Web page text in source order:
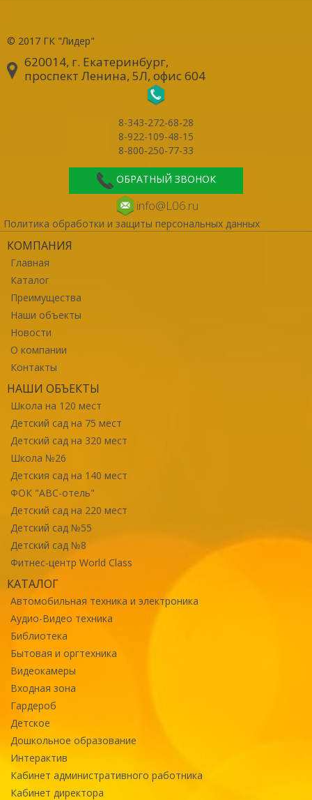
© 2017 ГК "Лидер"
620014, г. Екатеринбург,
проспект Ленина, 5Л, офис 604
8-343-272-68-28
8-922-109-48-15
8-800-250-77-33
ОБРАТНЫЙ ЗВОНОК
info@L06.ru
Политика обработки и защиты персональных данных
КОМПАНИЯ
Главная
Каталог
Преимущества
Наши объекты
Новости
О компании
Контакты
НАШИ ОБЪЕКТЫ
Школа на 120 мест
Детский сад на 75 мест
Детский сад на 320 мест
Школа №26
Детския сад на 140 мест
ФОК "ABC-отель"
Детский сад на 220 мест
Детский сад №55
Детский сад №8
Фитнес-центр World Class
КАТАЛОГ
Автомобильная техника и электроника
Аудио-Видео техника
Библиотека
Бытовая и оргтехника
Видеокамеры
Входная зона
Гардероб
Детское
Дошкольное образование
Интерактив
Кабинет административного работника
Кабинет директора